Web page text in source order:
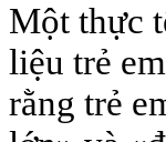
Một thực
liệu trẻ
rằng trẻ